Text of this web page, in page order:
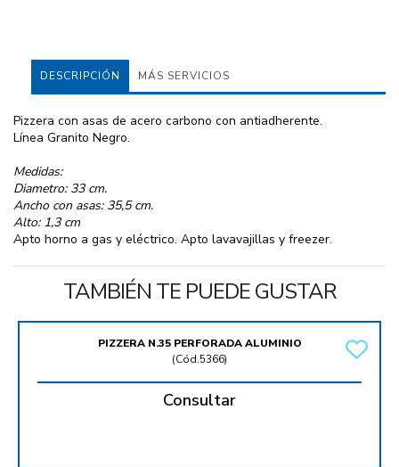
DESCRIPCIÓN MÁS SERVICIOS
Pizzera con asas de acero carbono con antiadherente.
Línea Granito Negro.
Medidas:
Diametro: 33 cm.
Ancho con asas: 35,5 cm.
Alto: 1,3 cm
Apto horno a gas y eléctrico. Apto lavavajillas y freezer.
TAMBIÉN TE PUEDE GUSTAR
PIZZERA N.35 PERFORADA ALUMINIO
(Cód.5366)
Consultar